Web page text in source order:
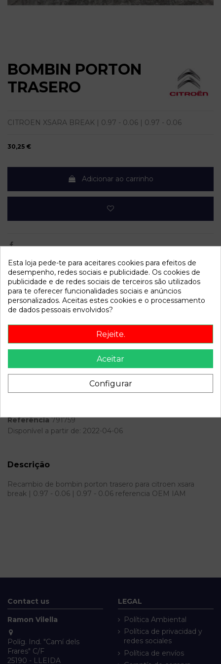
BOMBIN PORTON
TRASERO
CITROEN XSARA BREAK | 0.97 - 0.06 | 0.97 - 0.06
30,25 €
Adicionar ao carrinho
Dados do produto
Año fabricación
2000
Código motor
NFZ
VF7N2NFZF36886162
Cor
Plata
Gasolina
Referência 791759
Disponível a partir de: 2022-04-06
Descrição
Recambio de bombin porton trasero para citroen xsara
break | 0.97 - 0.06 | 0.97 - 0.06 referencia OEM IAM
Contact us
Ramon Vilella
Políg. Ind. "Camí dels
Frares" C/F
25190 - LLEIDA
LEGAL
Política Ambiental
Política de privacidad y
redes sociales
Política de envíos
Esta loja pede-te para aceitares cookies para efeitos de
desempenho, redes sociais e publicidade. Os cookies de
publicidade e de redes sociais de terceiros são utilizados
para te oferecer funcionalidades sociais e anúncios
personalizados. Aceitas estes cookies e o processamento
de dados pessoais envolvidos?
Rejeite.
Aceitar
Configurar